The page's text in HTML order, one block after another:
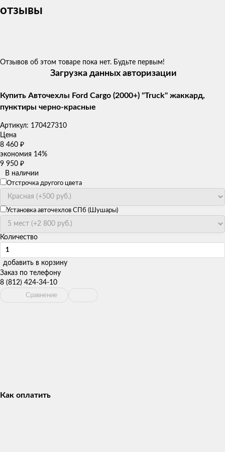
отзывы
Отзывов об этом товаре пока нет. Будьте первым!
Загрузка данных авторизации
Купить Авточехлы Ford Cargo (2000+) "Truck" жаккард,
пунктиры черно-красные
Артикул: 170427310
Цена
8 460 ₽
экономия 14%
9 950 ₽
В наличии
Отстрочка другого цвета
Установка авточехлов СПб (Шушары)
Количество
добавить в корзину
Заказ по телефону
8 (812) 424-34-10
Сравнение
Как оплатить